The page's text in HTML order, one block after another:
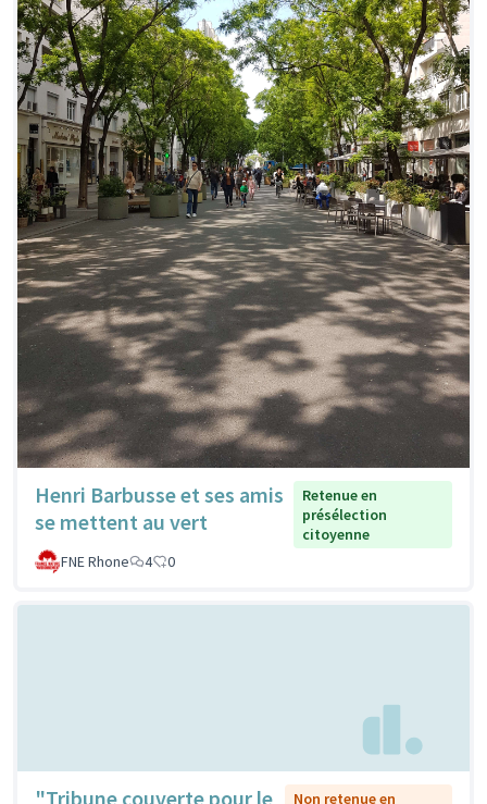
Henri Barbusse et ses amis
se mettent au vert
Retenue en
présélection
citoyenne
FNE Rhone
4 0
"Tribune couverte pour le
Non retenue en